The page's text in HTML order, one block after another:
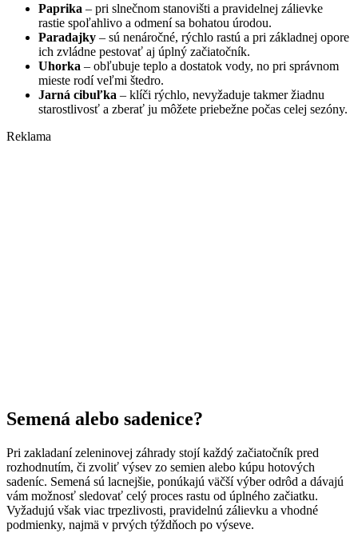
Paprika – pri slnečnom stanovišti a pravidelnej zálievke
rastie spoľahlivo a odmení sa bohatou úrodou.
Paradajky – sú nenáročné, rýchlo rastú a pri základnej opore
ich zvládne pestovať aj úplný začiatočník.
Uhorka – obľubuje teplo a dostatok vody, no pri správnom
mieste rodí veľmi štedro.
Jarná cibuľka – klíči rýchlo, nevyžaduje takmer žiadnu
starostlivosť a zberať ju môžete priebežne počas celej sezóny.
Reklama
Semená alebo sadenice?
Pri zakladaní zeleninovej záhrady stojí každý začiatočník pred
rozhodnutím, či zvoliť výsev zo semien alebo kúpu hotových
sadeníc. Semená sú lacnejšie, ponúkajú väčší výber odrôd a dávajú
vám možnosť sledovať celý proces rastu od úplného začiatku.
Vyžadujú však viac trpezlivosti, pravidelnú zálievku a vhodné
podmienky, najmä v prvých týždňoch po výseve.